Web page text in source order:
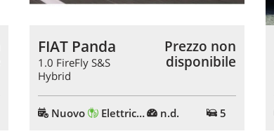
FIAT Panda
1.0 FireFly S&S
Hybrid
Prezzo non
disponibile
Nuovo Elettrica/Benzina n.d. 5